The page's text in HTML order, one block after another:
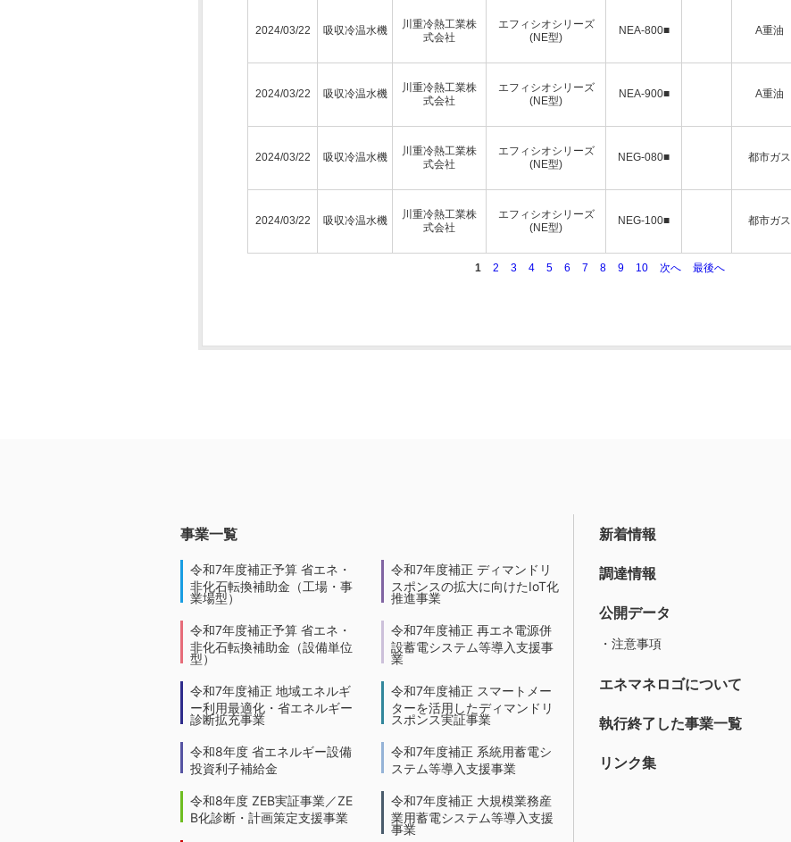
2024/03/22 吸収冷温水機
川重冷熱工業株
式会社
エフィシオシリーズ
(NE型)
NEA-800■ A重油
2024/03/22 吸収冷温水機
川重冷熱工業株
式会社
エフィシオシリーズ
(NE型)
NEA-900■ A重油
2024/03/22 吸収冷温水機
川重冷熱工業株
式会社
エフィシオシリーズ
(NE型)
NEG-080■ 都市ガス
2024/03/22 吸収冷温水機
川重冷熱工業株
式会社
エフィシオシリーズ
(NE型)
NEG-100■ 都市ガス
1 2 3 4 5 6 7 8 9 10 次へ 最後へ
事業一覧
令和7年度補正予算 省エネ・
非化石転換補助金（工場・事
業場型）
令和7年度補正予算 省エネ・
非化石転換補助金（設備単位
型）
令和7年度補正 地域エネルギ
ー利用最適化・省エネルギー
診断拡充事業
令和8年度 省エネルギー設備
投資利子補給金
令和8年度 ZEB実証事業／ZE
B化診断・計画策定支援事業
令和7年度補正 ディマンドリ
スポンスの拡大に向けたIoT化
推進事業
令和7年度補正 再エネ電源併
設蓄電システム等導入支援事
業
令和7年度補正 スマートメー
ターを活用したディマンドリ
スポンス実証事業
令和7年度補正 系統用蓄電シ
ステム等導入支援事業
令和7年度補正 大規模業務産
業用蓄電システム等導入支援
事業
新着情報
調達情報
公開データ
・注意事項
エネマネロゴについて
執行終了した事業一覧
リンク集